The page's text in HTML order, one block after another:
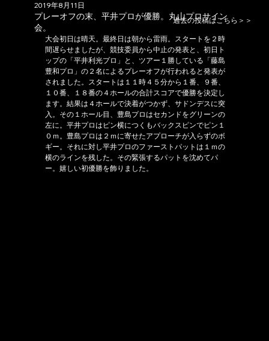
プレーオフの末、平井プロが優勝。丸山プロサイン
会。
2019年8月11日
大会初日は晴天。最終日は朝から雷雨。スタートを２時
間遅らせましたが、競技委員から中止の発表と、初日ト
ップの「平井利光プロ」と、ツアー１勝している「藤島
豊和プロ」の２名によるプレーオフが行われると発表が
されました。スタートは１１時４５分から１番、９番、
１０番、１８番の４ホールの合計スコアで優勝を決定し
ます。結果は４ホールで決着がつかず、サドンデスに突
入。その１ホール目、豊島プロはセカンドをグリーンの
左に。平井プロはピン横につくもバックスピンでピン１
０ｍ。豊島プロは２ｍに寄せたアプローチが入らずのボ
ギー。それに対し平井プロのファーストパットは１ｍの
横のラインを残した。その緊張するパットを沈めてパ
ー。嬉しい初優勝を飾りました。
過去の投稿はこちら＞＞